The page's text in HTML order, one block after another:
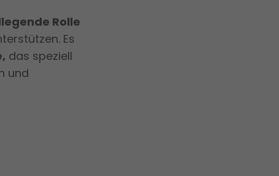
Rolle
Es
das speziell
und